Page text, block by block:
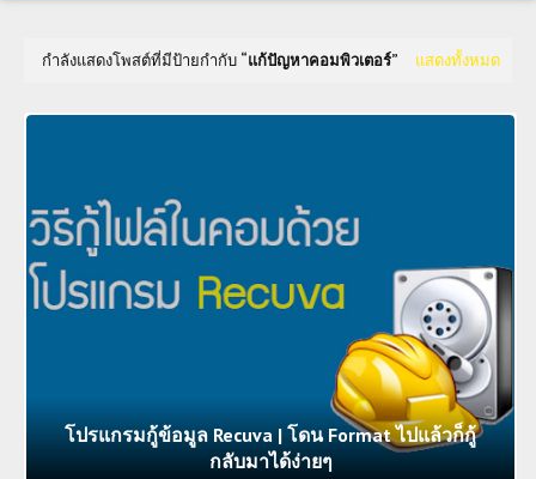
กำลังแสดงโพสต์ที่มีป้ายกำกับ แก้ปัญหาคอมพิวเตอร์ แสดงทั้งหมด
โปรแกรมกู้ข้อมูล Recuva | โดน Format ไปแล้วก็กู้
กลับมาได้ง่ายๆ